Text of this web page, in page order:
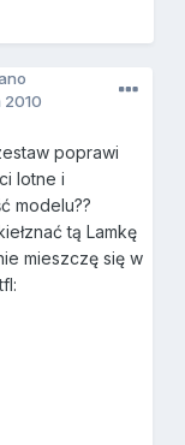
2010
poprawi
lotne i
modelu??
tą Lamkę
mieszczę się w